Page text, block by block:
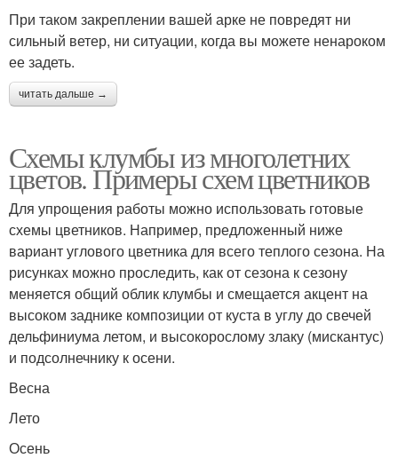
При таком закреплении вашей арке не повредят ни
сильный ветер, ни ситуации, когда вы можете ненароком
ее задеть.
читать дальше →
Схемы клумбы из многолетних
цветов. Примеры схем цветников
Для упрощения работы можно использовать готовые
схемы цветников. Например, предложенный ниже
вариант углового цветника для всего теплого сезона. На
рисунках можно проследить, как от сезона к сезону
меняется общий облик клумбы и смещается акцент на
высоком заднике композиции от куста в углу до свечей
дельфиниума летом, и высокорослому злаку (мискантус)
и подсолнечнику к осени.
Весна
Лето
Осень